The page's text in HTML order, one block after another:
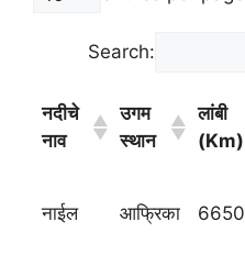
Search:
नदीचे
नाव
उगम
स्थान
लांबी
(Km)
नाईल आफ्रिका 6650